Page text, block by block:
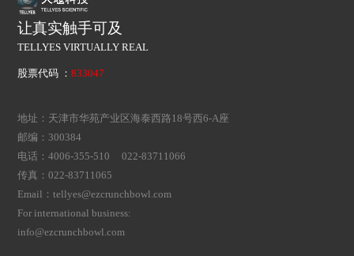
让真实触手可及
TELLYES VIRTUALLY REAL
股票代码 ：833047
地址：天津市华苑产业区海泰西路18号西6-A座
邮编：300384
电话：4006-355-510 022-83711066
传真：022-83711065
Email：tellyes@ezcrunchbowl.com
For international business:
info@ezcrunchbowl.com